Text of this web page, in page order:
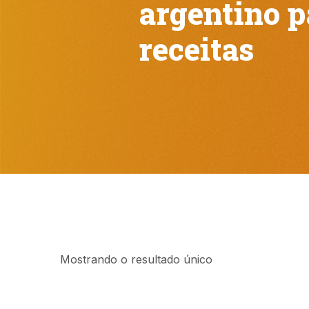
argentino
receitas
Mostrando o resultado único